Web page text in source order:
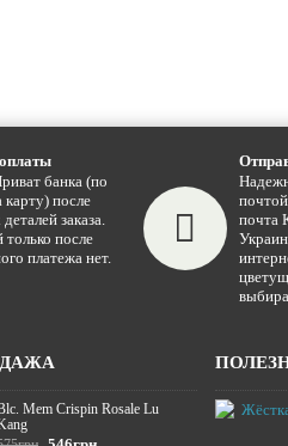
банка (по
карту) после
заказа.
после
платежа нет.
почта
Mem Crispin Rosale Lu